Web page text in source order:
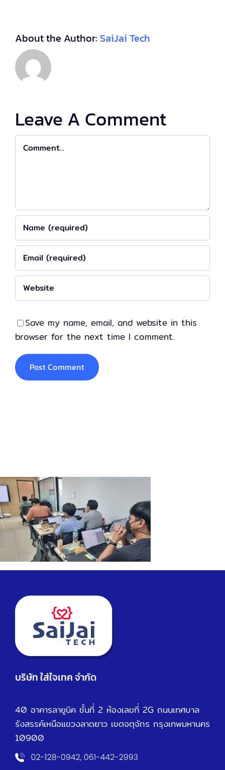
About the Author: SaiJai Tech
Leave A Comment
Comment
Save my name, email, and website in this
browser for the next time I comment.
บริษัท ใส่ใจเทค จำกัด
40 อาคารลายูนิค ชั้นที่ 2 ห้องเลขที่ 2G ถนนเทศบาล
รังสรรค์เหนือแขวงลาดยาว เขตจตุจักร กรุงเทพมหานคร
10900